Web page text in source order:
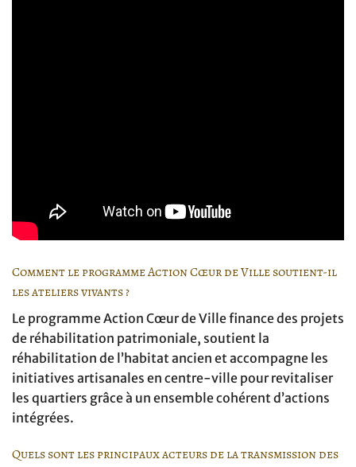
Comment le programme Action Cœur de Ville soutient-il
les ateliers vivants ?
Le programme Action Cœur de Ville finance des projets
de réhabilitation patrimoniale, soutient la
réhabilitation de l’habitat ancien et accompagne les
initiatives artisanales en centre-ville pour revitaliser
les quartiers grâce à un ensemble cohérent d’actions
intégrées.
Quels sont les principaux acteurs de la transmission des